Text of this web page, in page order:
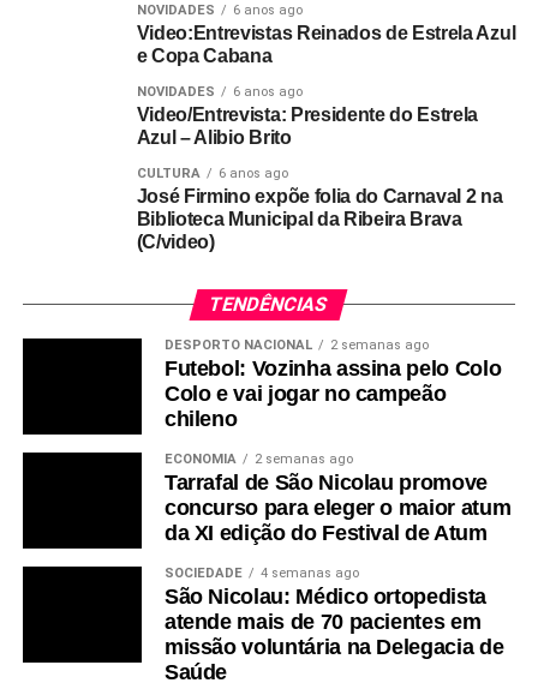
NOVIDADES 6 anos ago
Video:Entrevistas Reinados de Estrela Azul
e Copa Cabana
NOVIDADES 6 anos ago
Video/Entrevista: Presidente do Estrela
Azul – Alibio Brito
CULTURA 6 anos ago
José Firmino expõe folia do Carnaval 2 na
Biblioteca Municipal da Ribeira Brava
(C/video)
TENDÊNCIAS
DESPORTO NACIONAL 2 semanas ago
Futebol: Vozinha assina pelo Colo
Colo e vai jogar no campeão
chileno
ECONOMIA 2 semanas ago
Tarrafal de São Nicolau promove
concurso para eleger o maior atum
da XI edição do Festival de Atum
SOCIEDADE 4 semanas ago
São Nicolau: Médico ortopedista
atende mais de 70 pacientes em
missão voluntária na Delegacia de
Saúde